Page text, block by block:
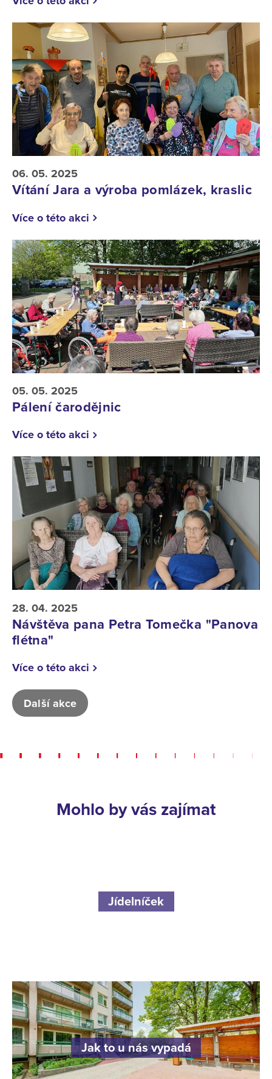
06. 05. 2025
Vítání Jara a výroba pomlázek, kraslic
Více o této akci
05. 05. 2025
Pálení čarodějnic
Více o této akci
28. 04. 2025
Návštěva pana Petra Tomečka "Panova
flétna"
Více o této akci
Další akce
Mohlo by vás zajímat
Jídelníček
Jak to u nás vypadá